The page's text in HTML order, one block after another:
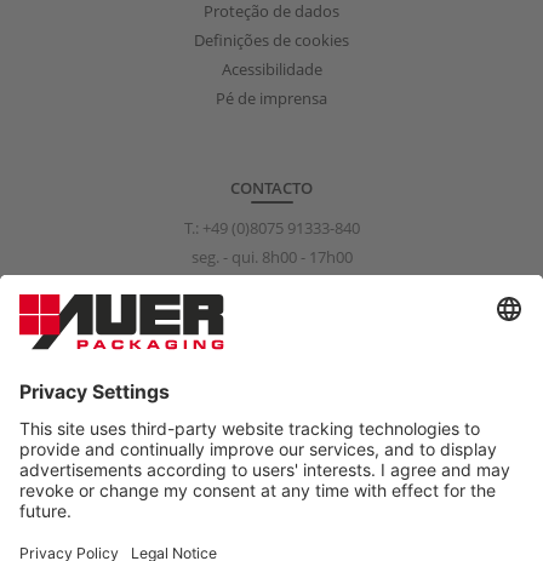
Proteção de dados
Definições de cookies
Acessibilidade
Pé de imprensa
CONTACTO
T.: +49 (0)8075 91333-840
seg. - qui. 8h00 - 17h00
info@auer-packaging.com